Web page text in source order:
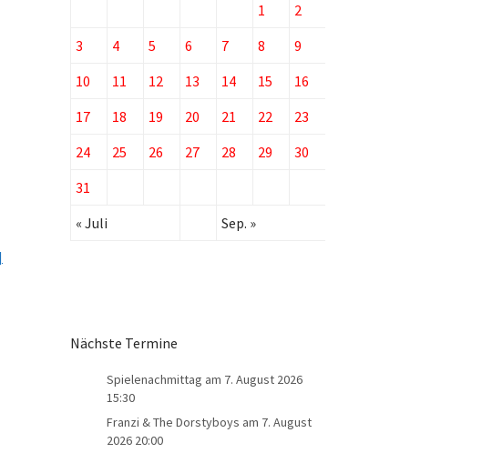
1
2
3
4 5 6 7 8
9
10
11 12 13 14 15
16
17
18 19 20 21 22
23
24
25 26 27 28 29
30
31
« Juli
Sep. »
Nächste Termine
Spielenachmittag am 7. August 2026
15:30
Franzi & The Dorstyboys am 7. August
2026 20:00